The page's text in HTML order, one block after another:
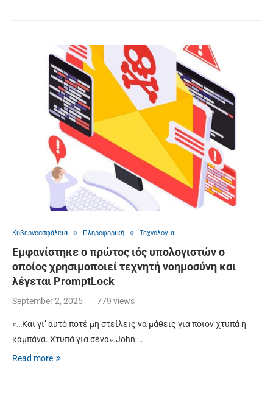
Κυβερνοασφάλεια Πληροφορική Τεχνολογία
Εμφανίστηκε ο πρώτος ιός υπολογιστών ο
οποίος χρησιμοποιεί τεχνητή νοημοσύνη και
λέγεται PromptLock
September 2, 2025 779 views
«…Και γι’ αυτό ποτέ μη στείλεις να μάθεις για ποιον χτυπά η
καμπάνα. Χτυπά για σένα».John …
Read more